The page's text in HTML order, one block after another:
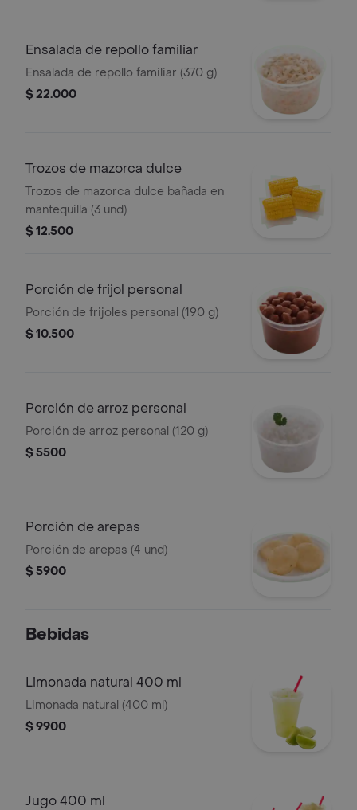
Ensalada de repollo familiar
Ensalada de repollo familiar (370 g)
$ 22.000
Trozos de mazorca dulce
Trozos de mazorca dulce bañada en
mantequilla (3 und)
$ 12.500
Porción de frijol personal
Porción de frijoles personal (190 g)
$ 10.500
Porción de arroz personal
Porción de arroz personal (120 g)
$ 5500
Porción de arepas
Porción de arepas (4 und)
$ 5900
Bebidas
Limonada natural 400 ml
Limonada natural (400 ml)
$ 9900
Jugo 400 ml